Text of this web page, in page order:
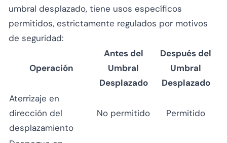
umbral desplazado, tiene usos específicos
permitidos, estrictamente regulados por motivos
de seguridad:
Operación
Antes del
Umbral
Desplazado
Después del
Umbral
Desplazado
Aterrizaje en
dirección del
desplazamiento
No permitido Permitido